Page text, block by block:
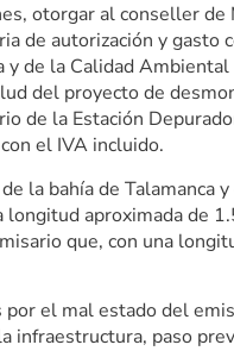
otorgar al conseller
de autorización y
de la Calidad
del proyecto de
de la Estación
el IVA incluido.
la bahía de Talamanca
longitud aproximada de
que, con una
el mal estado del
paso